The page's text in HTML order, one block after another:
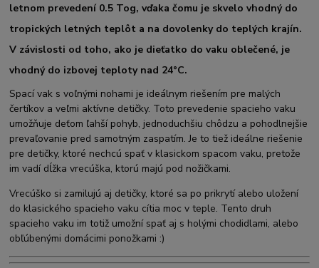
letnom prevedení 0.5 Tog, vďaka čomu je skvelo vhodný do
tropických letných teplôt a na dovolenky do teplých krajín.
V závislosti od toho, ako je dieťatko do vaku oblečené, je
vhodný do izbovej teploty nad 24°C.
Spací vak s voľnými nohami je ideálnym riešením pre malých
čertíkov a veľmi aktívne detičky. Toto prevedenie spacieho vaku
umožňuje deťom ľahší pohyb, jednoduchšiu chôdzu a pohodlnejšie
prevaľovanie pred samotným zaspatím. Je to tiež ideálne riešenie
pre detičky, ktoré nechcú spať v klasickom spacom vaku, pretože
im vadí dĺžka vrecúška, ktorú majú pod nožičkami.
Vrecúško si zamilujú aj detičky, ktoré sa po prikrytí alebo uložení
do klasického spacieho vaku cítia moc v teple. Tento druh
spacieho vaku im totiž umožní spať aj s holými chodidlami, alebo
obľúbenými domácimi ponožkami :)